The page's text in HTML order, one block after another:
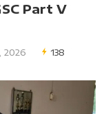
Part V
2026 138